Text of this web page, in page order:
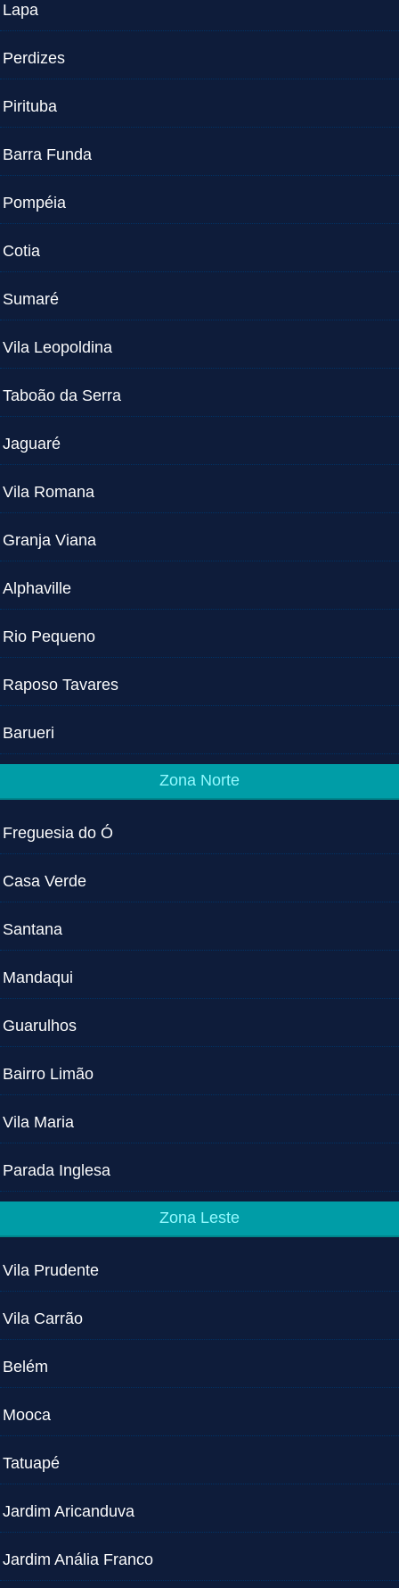
Lapa
Perdizes
Pirituba
Barra Funda
Pompéia
Cotia
Sumaré
Vila Leopoldina
Taboão da Serra
Jaguaré
Vila Romana
Granja Viana
Alphaville
Rio Pequeno
Raposo Tavares
Barueri
Zona Norte
Freguesia do Ó
Casa Verde
Santana
Mandaqui
Guarulhos
Bairro Limão
Vila Maria
Parada Inglesa
Zona Leste
Vila Prudente
Vila Carrão
Belém
Mooca
Tatuapé
Jardim Aricanduva
Jardim Anália Franco